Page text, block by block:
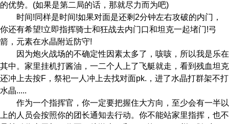
的优势。(如果是第二局的话，那就尽力而为吧)
时间!同样是时间!如果对面是还剩2分钟左右攻破的内门，
你还有希望!立即指挥骑士和狂战去内门口和坦克一起堵门!弓
箭，元素在水晶附近防守!
因为炮火战场的不确定性因素太多了，咳咳，所以我是乐在
其中。家里挂机打酱油，一二个人上了飞艇就走，看到残血坦克
还冲上去按F，祭祀一人冲上去找对面pk.，进了水晶打群架不打
水晶.....
作为一个指挥官，你一定要把握住大方向，至少会有一半以
上的人员会按照你的团长通知去行动。你不能站家里指挥，也不